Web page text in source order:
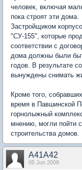
человек, включая
пока строят эти дома.
Застройщиком
"СУ-155", которые
соответствии с
дома должны были
годов. В результате
вынуждены снимать
Кроме того,
время в Павшинской
горнолыжный
мнению, могли пойти
строительства домов.
A41A42
05 Jun 2008